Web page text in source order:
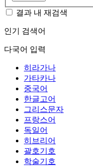
결과 내 재검색
인기 검색어
다국어 입력
히라가나
가타카나
중국어
한글고어
그리스문자
프랑스어
독일어
히브리어
괄호기호
학술기호